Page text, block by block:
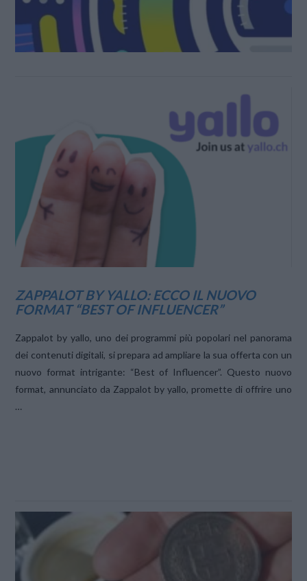
ZAPPALOT BY YALLO: ECCO IL NUOVO
FORMAT “BEST OF INFLUENCER”
Zappalot by yallo, uno dei programmi più popolari nel panorama
dei contenuti digitali, si prepara ad ampliare la sua offerta con un
nuovo format intrigante: “Best of Influencer”. Questo nuovo
format, annunciato da Zappalot by yallo, promette di offrire uno
…